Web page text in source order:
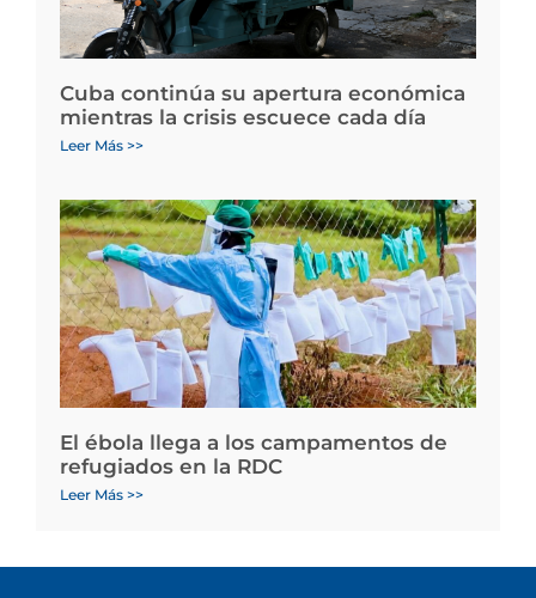
Cuba continúa su apertura económica
mientras la crisis escuece cada día
Leer Más >>
El ébola llega a los campamentos de
refugiados en la RDC
Leer Más >>